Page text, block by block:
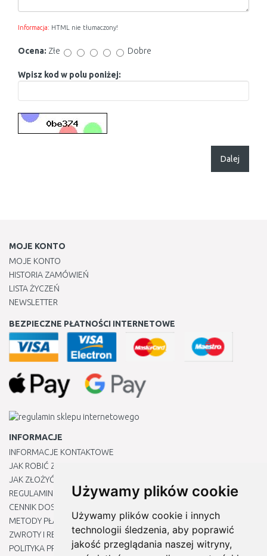
Używamy plików cookie
Używamy plików cookie i innych
technologii śledzenia, aby poprawić
jakość przeglądania naszej witryny,
Informacja: HTML nie tłumaczony!
Ocena: Złe Dobre
Wpisz kod w polu poniżej:
Dalej
MOJE KONTO
MOJE KONTO
HISTORIA ZAMÓWIEŃ
LISTA ŻYCZEŃ
NEWSLETTER
BEZPIECZNE PŁATNOŚCI INTERNETOWE
INFORMACJE
INFORMACJE KONTAKTOWE
JAK ROBIĆ ZAKUPY ?
JAK ZŁOŻYĆ REKLAMACJĘ
REGULAMIN
CENNIK DOSTAWY
METODY PŁATNOŚCI
ZWROTY I REKLAMACJE PRODUKTÓW
POLITYKA PRYWATNOŚCI